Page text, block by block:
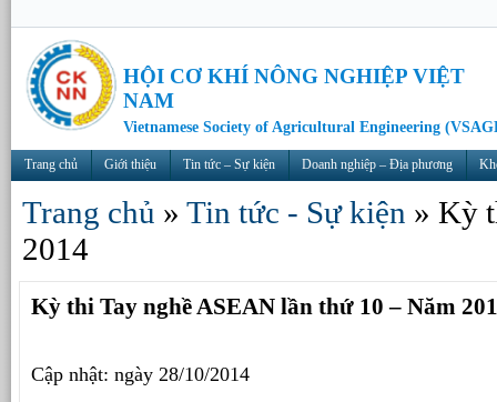
HỘI CƠ KHÍ NÔNG NGHIỆP VIỆT
NAM
Vietnamese Society of Agricultural Engineering
Trang chủ Giới thiệu Tin tức – Sự kiện Doanh nghiệp – Địa phương
Trang chủ » Tin tức - Sự kiện » Kỳ
2014
Kỳ thi Tay nghề ASEAN lần thứ 10 – Năm
Cập nhật: ngày 28/10/2014